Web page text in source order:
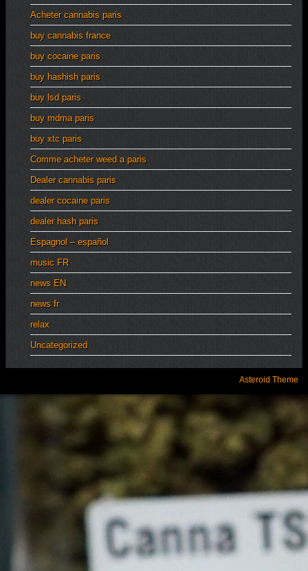
Acheter cannabis paris
buy cannabis france
buy cocaine paris
buy hashish paris
buy lsd paris
buy mdma paris
buy xtc paris
Comme acheter weed a paris
Dealer cannabis paris
dealer cocaine paris
dealer hash paris
Espagnol – español
music FR
news EN
news fr
relax
Uncategorized
Asteroid Theme